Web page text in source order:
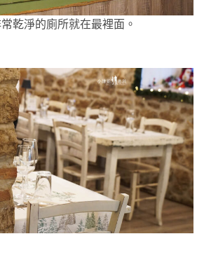
乾淨的廁所就在最裡面。